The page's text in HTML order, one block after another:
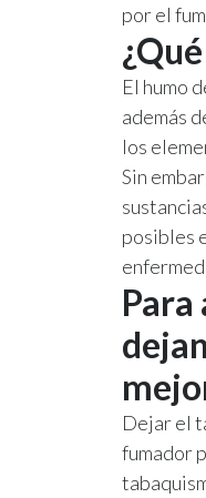
por el
El humo
además
los
Sin
posibles
Dejar el
fumador